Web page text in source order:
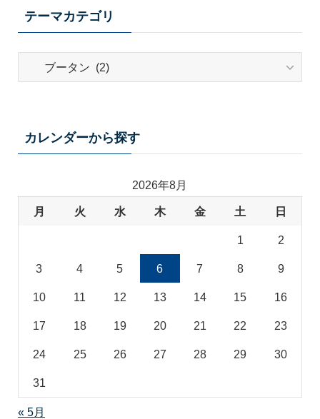
テーマカテゴリ
カレンダーから探す
2026年8月
月 火 水 木 金 土 日
1 2
3 4 5 6 7 8 9
10 11 12 13 14 15 16
17 18 19 20 21 22 23
24 25 26 27 28 29 30
31
« 5月